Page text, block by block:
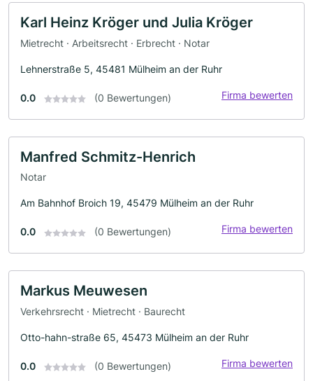
Karl Heinz Kröger und Julia Kröger
Mietrecht · Arbeitsrecht · Erbrecht · Notar
Lehnerstraße 5, 45481 Mülheim an der Ruhr
0.0 (0 Bewertungen) Firma bewerten
Manfred Schmitz-Henrich
Notar
Am Bahnhof Broich 19, 45479 Mülheim an der Ruhr
0.0 (0 Bewertungen) Firma bewerten
Markus Meuwesen
Verkehrsrecht · Mietrecht · Baurecht
Otto-hahn-straße 65, 45473 Mülheim an der Ruhr
0.0 (0 Bewertungen) Firma bewerten